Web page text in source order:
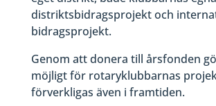
distriktsbidragsprojekt och
bidragsprojekt.
Genom att donera till årsfonden
möjligt för rotaryklubbarnas
förverkligas även i framtiden.